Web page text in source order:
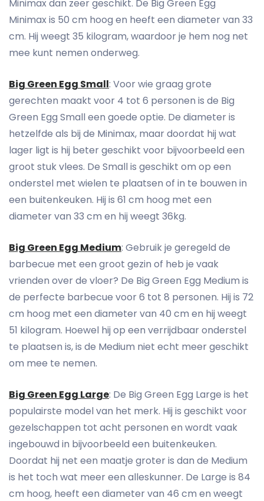
Minimax dan zeer geschikt. De Big Green Egg
Minimax is 50 cm hoog en heeft een diameter van 33
cm. Hij weegt 35 kilogram, waardoor je hem nog net
mee kunt nemen onderweg.
Big Green Egg Small: Voor wie graag grote
gerechten maakt voor 4 tot 6 personen is de Big
Green Egg Small een goede optie. De diameter is
hetzelfde als bij de Minimax, maar doordat hij wat
lager ligt is hij beter geschikt voor bijvoorbeeld een
groot stuk vlees. De Small is geschikt om op een
onderstel met wielen te plaatsen of in te bouwen in
een buitenkeuken. Hij is 61 cm hoog met een
diameter van 33 cm en hij weegt 36kg.
Big Green Egg Medium: Gebruik je geregeld de
barbecue met een groot gezin of heb je vaak
vrienden over de vloer? De Big Green Egg Medium is
de perfecte barbecue voor 6 tot 8 personen. Hij is 72
cm hoog met een diameter van 40 cm en hij weegt
51 kilogram. Hoewel hij op een verrijdbaar onderstel
te plaatsen is, is de Medium niet echt meer geschikt
om mee te nemen.
Big Green Egg Large: De Big Green Egg Large is het
populairste model van het merk. Hij is geschikt voor
gezelschappen tot acht personen en wordt vaak
ingebouwd in bijvoorbeeld een buitenkeuken.
Doordat hij net een maatje groter is dan de Medium
is het toch wat meer een alleskunner. De Large is 84
cm hoog, heeft een diameter van 46 cm en weegt